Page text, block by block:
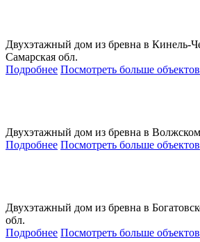
Двухэтажный дом из бревна в Кинель-
Самарская обл.
Подробнее Посмотреть больше объектов
Двухэтажный дом из бревна в
Подробнее Посмотреть больше объектов
Двухэтажный дом из бревна в
обл.
Подробнее Посмотреть больше объектов